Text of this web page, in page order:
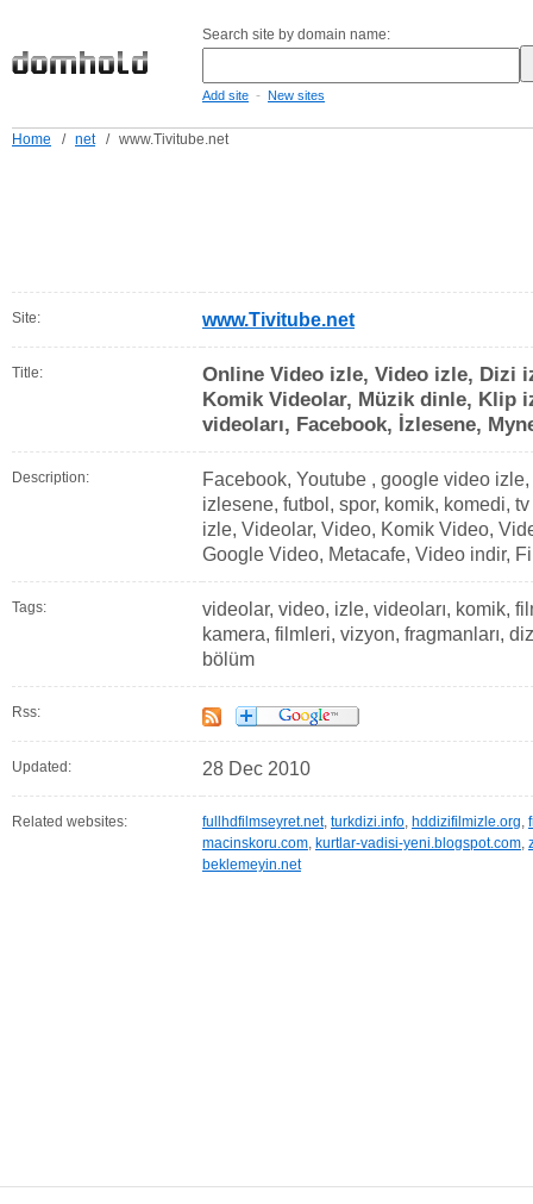
Search site by domain name:
Add site - New sites
Home / net / www.Tivitube.net
Site: www.Tivitube.net
Title:
Online Video izle, Video izle, Dizi
Komik Videolar, Müzik dinle, Klip
videoları, Facebook, İzlesene,
Description:
Facebook, Youtube , google video
izlesene, futbol, spor, komik, komedi,
izle, Videolar, Video, Komik Video,
Google Video, Metacafe, Video indir,
Tags:
videolar, video, izle, videoları, komik,
kamera, filmleri, vizyon, fragmanları,
bölüm
Rss:
Updated: 28 Dec 2010
Related websites: fullhdfilmseyret.net, turkdizi.info, hddizifilmizle.org,
macinskoru.com, kurtlar-vadisi-yeni.blogspot.com,
beklemeyin.net